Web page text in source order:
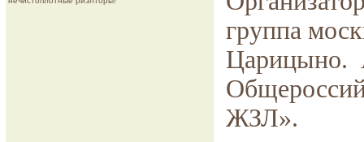
группа
Царицыно.
ЖЗЛ».